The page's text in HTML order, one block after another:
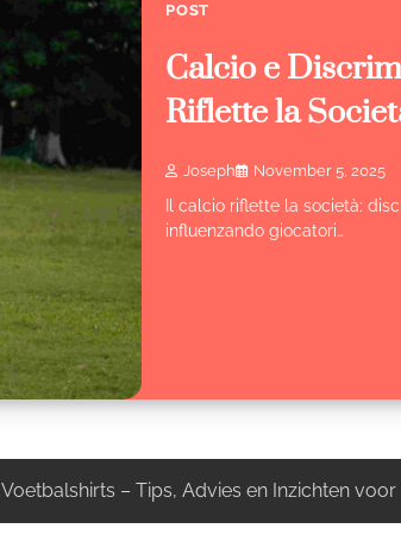
POST
Calcio e
Riflette la
Joseph November 5, 2025
Il calcio riflette la società:
influenzando giocatori…
Voetbalshirts – Tips, Advies en Inzichten voor